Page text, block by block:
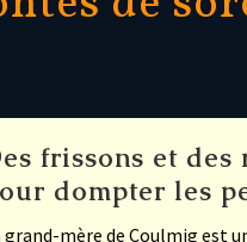
frissons et des
dompter les
grand-mère de Coulmig est